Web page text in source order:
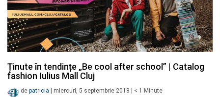
Ținute în tendințe „Be cool after school” | Catalog
fashion Iulius Mall Cluj
de patricia miercuri, 5 septembrie 2018 < 1 Minute